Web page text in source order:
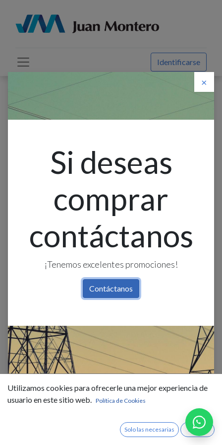
Identificarse
×
Si deseas
comprar
contáctanos
¡Tenemos excelentes promociones!
Contáctanos
Todos los productos Foco Led G4 2W 3K 12V
Foco Led G4 2W 3K 12V
$1,55 IVA Incluido
Existencias : 3.0
Utilizamos cookies para ofrecerle una mejor experiencia de
usuario en este sitio web. Política de Cookies
Solo las necesarias Acepto